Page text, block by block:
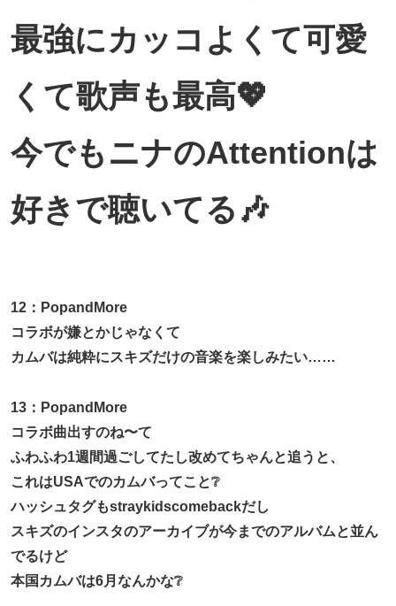
最強にカッコよくて可愛
くて歌声も最高💖
今でもニナのAttentionは
好きで聴いてる🎶
12：PopandMore
コラボが嫌とかじゃなくて
カムバは純粋にスキズだけの音楽を楽しみたい……
13：PopandMore
コラボ曲出すのね〜て
ふわふわ1週間過ごしてたし改めてちゃんと追うと、
これはUSAでのカムバってこと❔
ハッシュタグもstraykidscomebackだし
スキズのインスタのアーカイブが今までのアルバムと並ん
でるけど
本国カムバは6月なんかな❔